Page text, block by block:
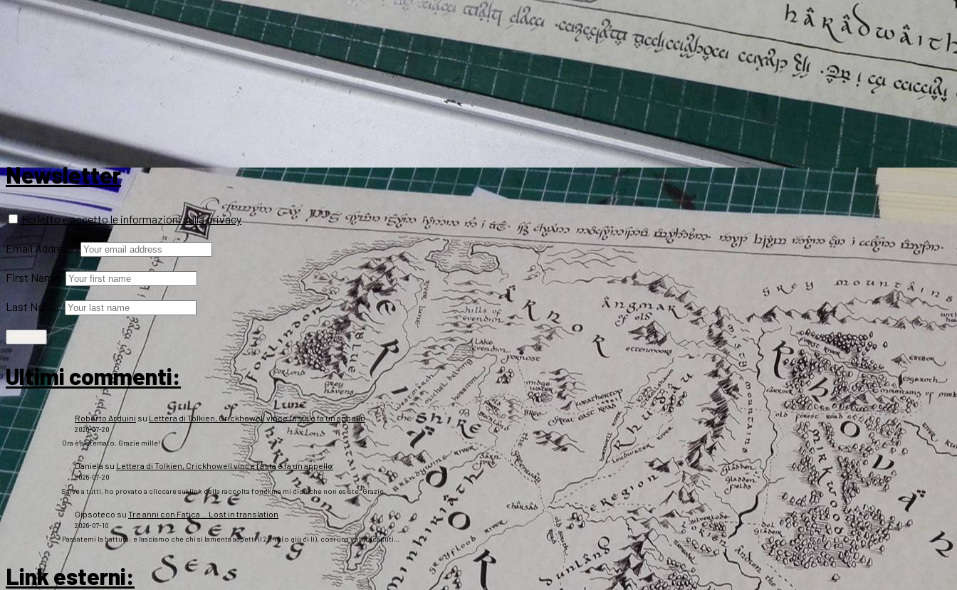
Newsletter
Ho letto e accetto le informazioni sulla privacy
Email Address:
First Name:
Last Name:
Ultimi commenti:
Roberto Arduini su Lettera di Tolkien, Crickhowell vince l’asta e fa un appello
2026-07-20
Ora è sistemato. Grazie mille!
Daniela su Lettera di Tolkien, Crickhowell vince l’asta e fa un appello
2026-07-20
Salve a tutti, ho provato a cliccare sul link della raccolta fondi ma mi dice che non esiste. Grazie
Gipsoteco su Tre anni con Fatica… Lost in translation
2026-07-10
Passatemi la battuta: e lasciamo che chi si lamenta aspetti il 2043 (o giù di lì), così una volta scaduti…
Link esterni: